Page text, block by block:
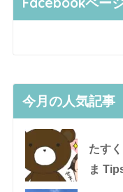
今月の人気記事
たす
ま